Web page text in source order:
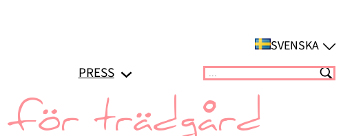
SVENSKA
PRESS Suchen
för trädgård